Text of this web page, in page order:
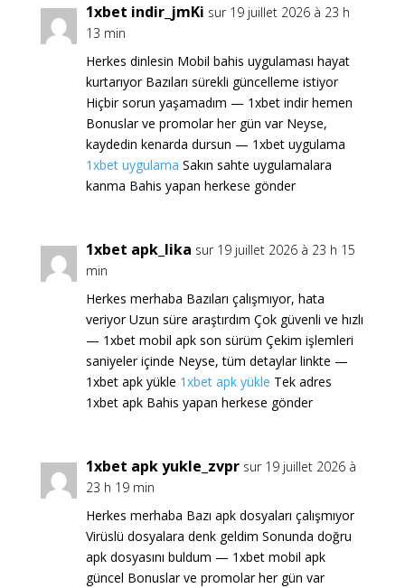
1xbet indir_jmKi sur 19 juillet 2026 à 23 h
13 min
Herkes dinlesin Mobil bahis uygulaması hayat
kurtarıyor Bazıları sürekli güncelleme istiyor
Hiçbir sorun yaşamadım — 1xbet indir hemen
Bonuslar ve promolar her gün var Neyse,
kaydedin kenarda dursun — 1xbet uygulama
1xbet uygulama Sakın sahte uygulamalara
kanma Bahis yapan herkese gönder
1xbet apk_lika sur 19 juillet 2026 à 23 h 15
min
Herkes merhaba Bazıları çalışmıyor, hata
veriyor Uzun süre araştırdım Çok güvenli ve hızlı
— 1xbet mobil apk son sürüm Çekim işlemleri
saniyeler içinde Neyse, tüm detaylar linkte —
1xbet apk yükle 1xbet apk yükle Tek adres
1xbet apk Bahis yapan herkese gönder
1xbet apk yukle_zvpr sur 19 juillet 2026 à
23 h 19 min
Herkes merhaba Bazı apk dosyaları çalışmıyor
Virüslü dosyalara denk geldim Sonunda doğru
apk dosyasını buldum — 1xbet mobil apk
güncel Bonuslar ve promolar her gün var